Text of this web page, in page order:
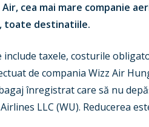
cea mai mare companie
toate destinatiile.
taxele, costurile
de compania Wizz Air
înregistrat care să nu
LLC (WU). Reducerea